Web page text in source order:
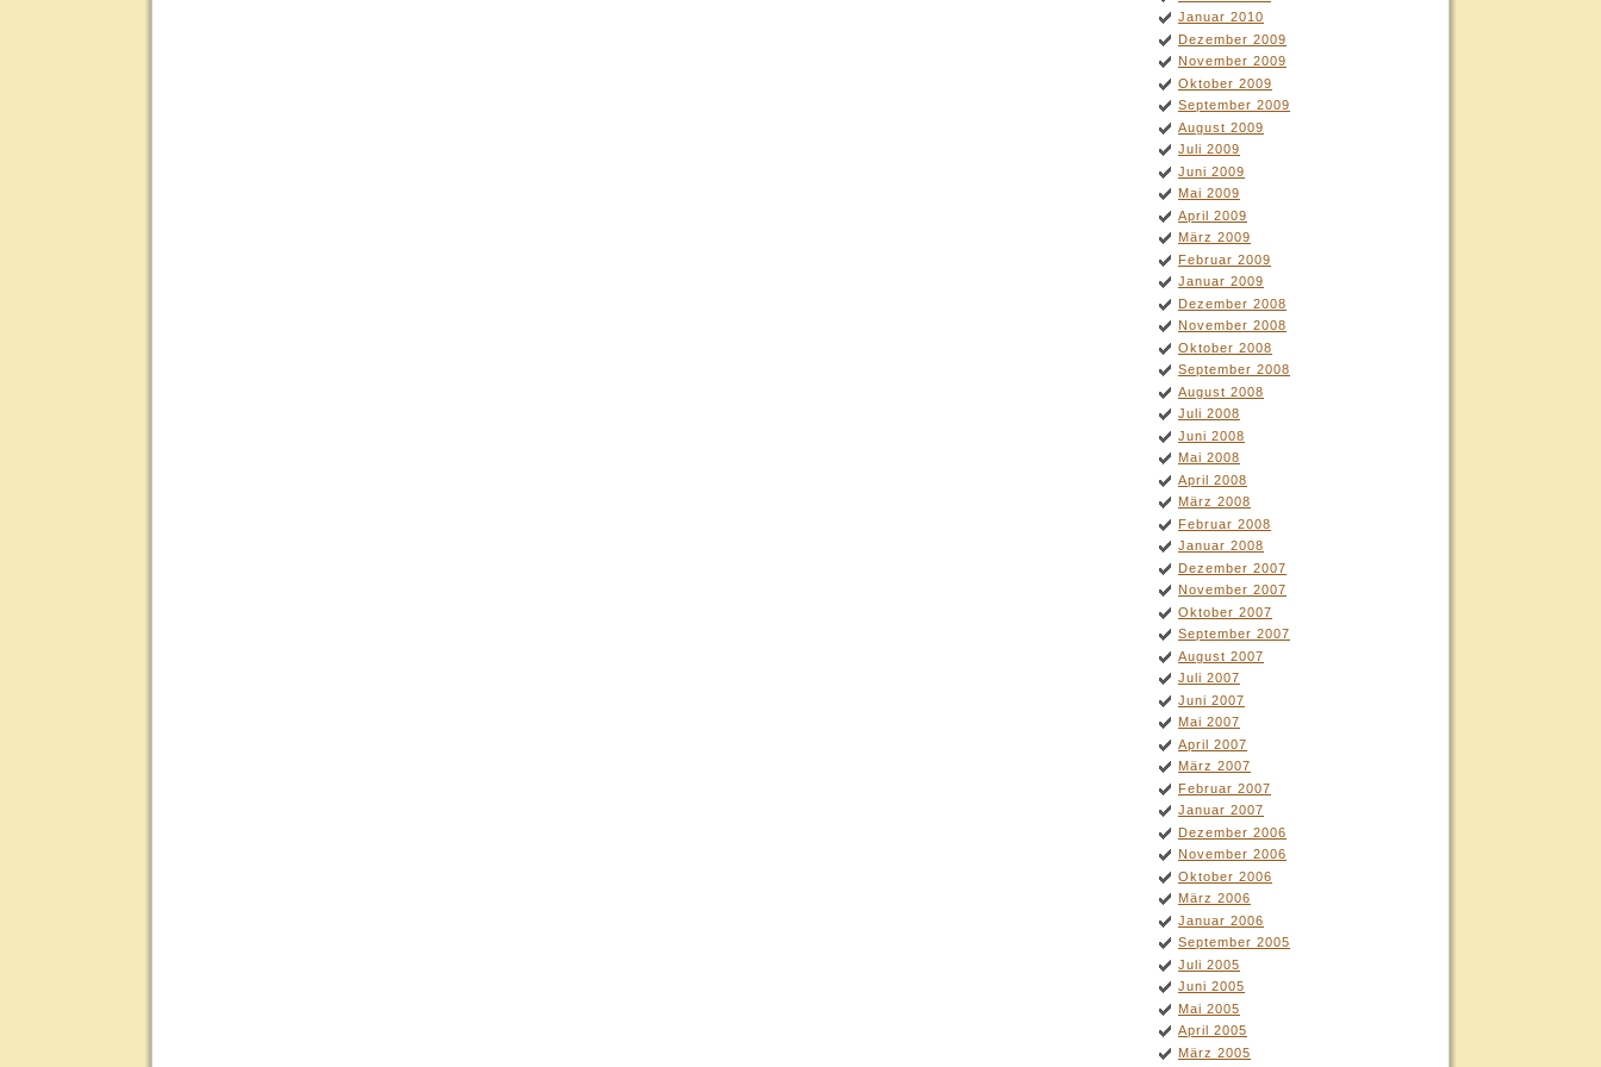
Januar 2010
Dezember 2009
November 2009
Oktober 2009
September 2009
August 2009
Juli 2009
Juni 2009
Mai 2009
April 2009
März 2009
Februar 2009
Januar 2009
Dezember 2008
November 2008
Oktober 2008
September 2008
August 2008
Juli 2008
Juni 2008
Mai 2008
April 2008
März 2008
Februar 2008
Januar 2008
Dezember 2007
November 2007
Oktober 2007
September 2007
August 2007
Juli 2007
Juni 2007
Mai 2007
April 2007
März 2007
Februar 2007
Januar 2007
Dezember 2006
November 2006
Oktober 2006
März 2006
Januar 2006
September 2005
Juli 2005
Juni 2005
Mai 2005
April 2005
März 2005